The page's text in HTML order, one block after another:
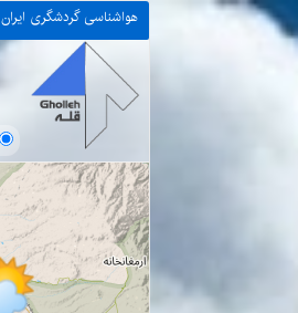
هواشناسی گردشگری ایران